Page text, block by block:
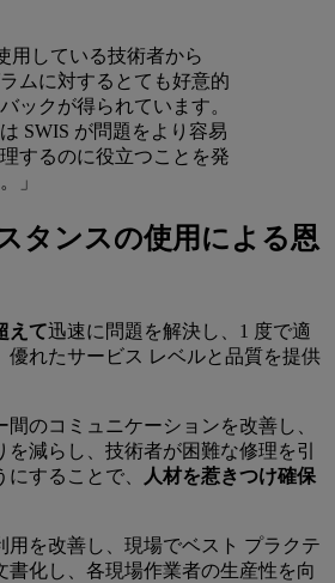
用している技術者から
ムに対するとても好意的
ックが得られています。
SWIS が問題をより容易
するのに役立つことを発
」
タンスの使用による恩
えて迅速に問題を解決し、1 度で適
優れたサービス レベルと品質を提供
のコミュニケーションを改善し、
減らし、技術者が困難な修理を引
することで、
人材を惹きつけ確保
用を改善し、現場でベスト プラクテ
書化し、各現場作業者の生産性を向